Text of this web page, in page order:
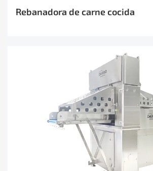
Rebanadora de carne cocida